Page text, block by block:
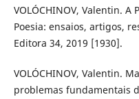
VOLÓCHINOV, Valentin. A
Poesia: ensaios, artigos,
Editora 34, 2019 [1930].
VOLÓCHINOV, Valentin.
problemas fundamentais